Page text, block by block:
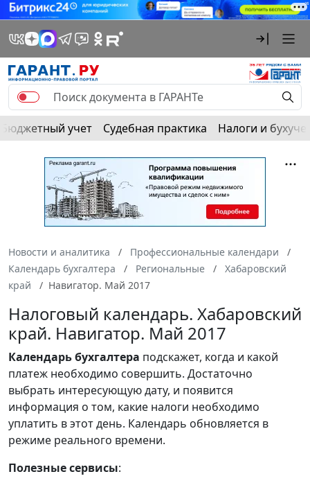
Бюджетный учет Судебная практика Налоги и
Новости и аналитика
Профессиональные календари
Календарь бухгалтера
Региональные
Хабаровский
край
Навигатор. Май 2017
Налоговый календарь. Хабаровский
край. Навигатор. Май 2017
Календарьбухгалтера подскажет, когда и какой
платеж необходимо совершить. Достаточно
выбрать интересующую дату, и появится
информация о том, какие налоги необходимо
уплатить в этот день. Календарь обновляется в
режиме реального времени.
Полезные сервисы: